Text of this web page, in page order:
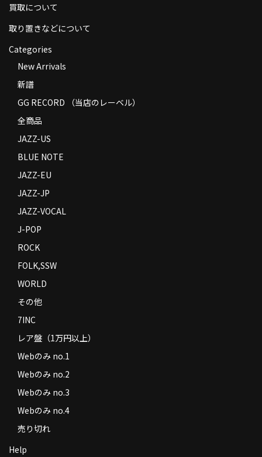
特定商取引法に基づく表示
Contact
買取について
取り置きなどについて
Categories
New Arrivals
新譜
GG RECORD （当店のレーベル）
全商品
JAZZ-US
BLUE NOTE
JAZZ-EU
JAZZ-JP
JAZZ-VOCAL
J-POP
ROCK
FOLK,SSW
WORLD
その他
7INC
レア盤（1万円以上）
Webのみ no.1
Webのみ no.2
Webのみ no.3
Webのみ no.4
売り切れ
Help